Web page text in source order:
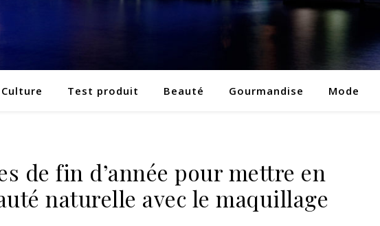
Culture Test produit Beauté Gourmandise Mode
de fin d’année pour mettre en
naturelle avec le maquillage